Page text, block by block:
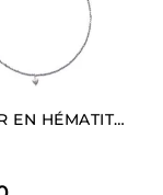
COLLIER EN HÉMATITE RHODIÉE AVEC CHARM EN FORME DE CŒUR (LONGUEUR MOYENNE).